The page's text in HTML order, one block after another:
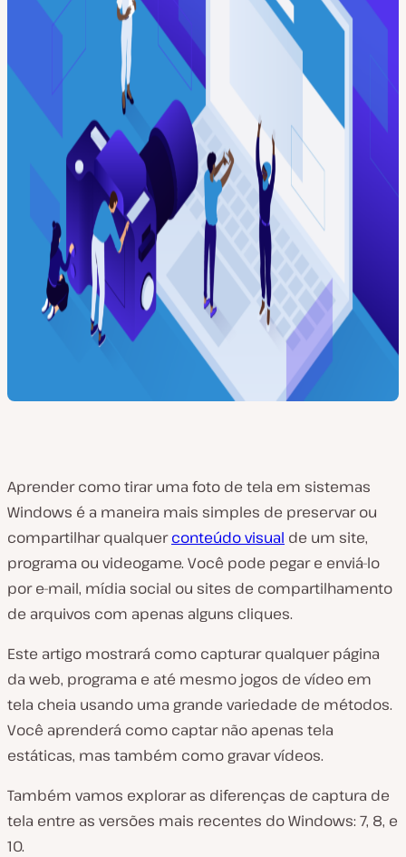
Aprender como tirar uma foto de tela em sistemas
Windows é a maneira mais simples de preservar ou
compartilhar qualquerconteúdo visual de um site,
programa ou videogame. Você pode pegar e enviá-lo
por e-mail, mídia social ou sites de compartilhamento
de arquivos com apenas alguns cliques.
Este artigo mostrará como capturar qualquer página
da web, programa e até mesmo jogos de vídeo em
tela cheia usando uma grande variedade de métodos.
Você aprenderá como captar não apenas tela
estáticas, mas também como gravar vídeos.
Também vamos explorar as diferenças de captura de
tela entre as versões mais recentes do Windows: 7, 8, e
10.